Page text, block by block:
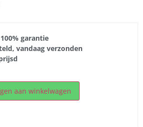
garantie
vandaag verzonden
aan winkelwagen